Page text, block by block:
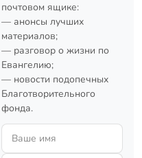
почтовом ящике:
— анонсы лучших
материалов;
— разговор о жизни по
Евангелию;
— новости подопечных
Благотворительного
фонда.